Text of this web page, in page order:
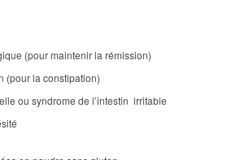
(pour maintenir la rémission)
(pour la constipation)
ou syndrome de l’intestin irritable